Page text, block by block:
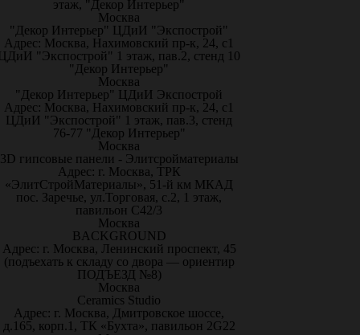
этаж, "Декор Интерьер"
Москва
"Декор Интерьер" ЦДиИ "Экспострой"
Адрес: Москва, Нахимовский пр-к, 24, с1
"Экспострой" 1 этаж, пав.2, стенд 10
"Декор Интерьер"
Москва
"Декор Интерьер" ЦДиИ Экспострой
Адрес: Москва, Нахимовский пр-к, 24, с1
ЦДиИ "Экспострой" 1 этаж, пав.3, стенд
76-77 "Декор Интерьер"
Москва
3D гипсовые панели - Элитсройматериалы
Адрес: г. Москва, ТРК
«ЭлитСтройМатериалы», 51-й км МКАД
пос. Заречье, ул.Торговая, с.2, 1 этаж,
павильон С42/3
Москва
BACKGROUND
Адрес: г. Москва, Ленинский проспект, 45
(подъехать к складу со двора — ориентир
ПОДЪЕЗД №8)
Москва
Ceramics Studio
Адрес: г. Москва, Дмитровское шоссе,
д.165, корп.1, ТК «Бухта», павильон 2G22